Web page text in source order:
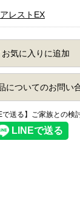
レストEX
お気に入りに追加
についてのお問い
で送る】ご家族との検